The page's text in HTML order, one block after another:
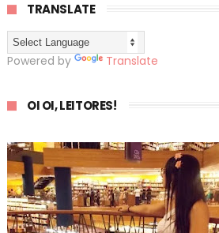
TRANSLATE
Powered by Translate
OI OI, LEITORES!